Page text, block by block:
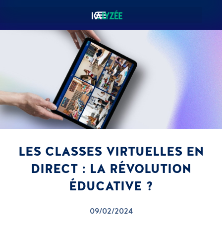
LES CLASSES VIRTUELLES EN
DIRECT : LA RÉVOLUTION
ÉDUCATIVE ?
09/02/2024